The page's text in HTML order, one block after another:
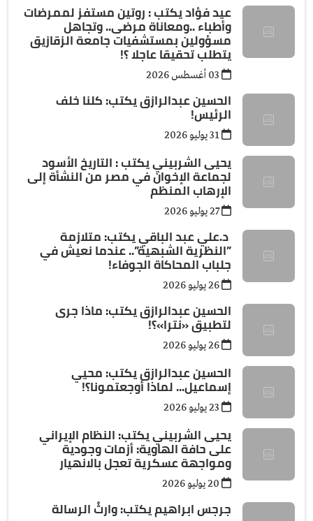
عيد فؤاد يكتب : روتين مستفز لممرضات
وأطباء ..ومعاناة مرضى.. وتجاهل
مسؤولين بمستشفيات جامعة الزقازيق
يتطلب تحقيقا عاجلا ؟!
الحسين عبدالرازق يكتب: كلنا خلف
الرئيس!
يحيى الشربيني يكتب : التاريخ الأسود
لجماعة الإخوان في مصر من النشأة إلى
الإرهاب المنظم
27 يوليو 2026
د.علي عبد الباقي يكتب: ​متلازمة
”النظرية الشبهية”.. عندما نعيش في
جلباب المحاكاة الجوفاء!
الحسين عبدالرازق يكتب: ماذا جرى
لتطبيق «نترا»؟!
الحسين عبدالرازق يكتب: محيي
إسماعيل... لماذا أوجعتمونا؟!
يحيى الشربيني يكتب: النظام الإيراني
على حافة الهاوية: أزمات وجودية
ومواجهة عسكرية تعجل بالانهيار
جرجس ابراهيم يكتب: وارثُ الرسالة